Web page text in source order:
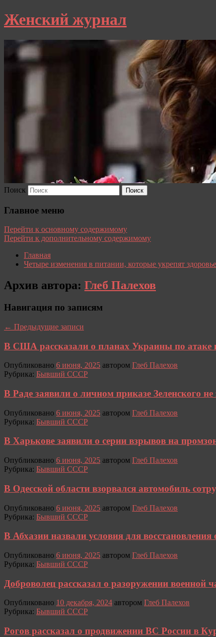
Женский журнал
Поиск
Главное меню
Перейти к основному содержимому
Перейти к дополнительному содержимому
Главная
Четыре изменения в питании, которые укрепят
Архив автора: Глеб Палехов
Навигация по записям
← Предыдущие записи
В США рассказали о планах Украины по
Опубликовано 6 июня, 2025 автором Глеб Палехов
Рубрика: Бывший СССР
В Раде заявили о личном приказе Зеленского
Опубликовано 6 июня, 2025 автором Глеб Палехов
Рубрика: Бывший СССР
В Харькове заявили о серии взрывов на
Опубликовано 6 июня, 2025 автором Глеб Палехов
Рубрика: Бывший СССР
В Одесской области взорвался автомобиль
Опубликовано 6 июня, 2025 автором Глеб Палехов
Рубрика: Бывший СССР
В Абхазии назвали условия для
Опубликовано 6 июня, 2025 автором Глеб Палехов
Рубрика: Бывший СССР
Доброволец рассказал о разоружении военной
Опубликовано 10 декабря, 2024 автором Глеб Палехов
Рубрика: Бывший СССР
Рогов рассказал о продвижении ВС России в